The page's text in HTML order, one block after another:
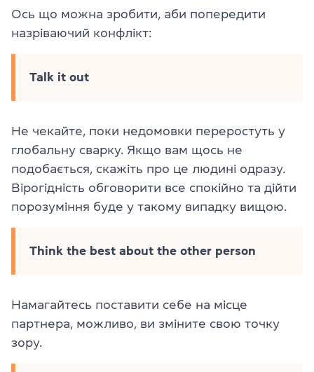
Ось що можна зробити, аби попередити
назріваючий конфлікт:
Talk it out
Не чекайте, поки недомовки переростуть у
глобальну сварку. Якщо вам щось не
подобається, скажіть про це людині одразу.
Вірогідність обговорити все спокійно та дійти
порозуміння буде у такому випадку вищою.
Think the best about the other person
Намагайтесь поставити себе на місце
партнера, можливо, ви зміните свою точку
зору.